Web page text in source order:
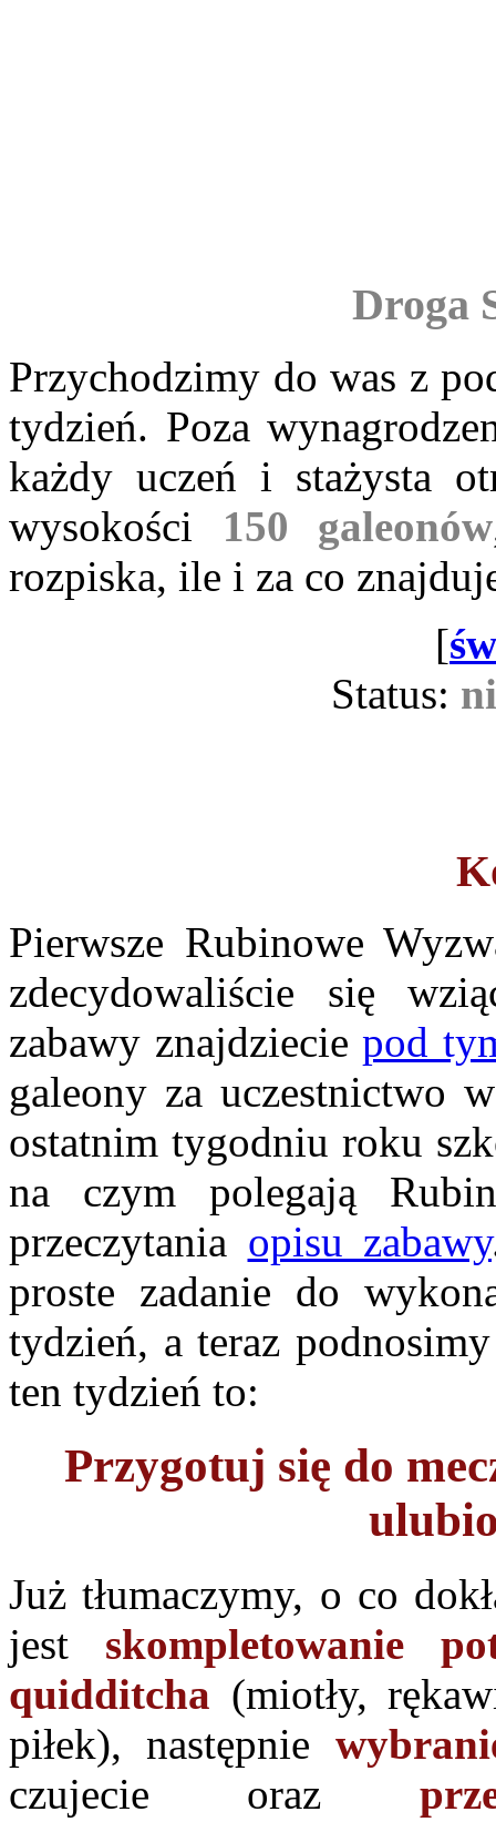
Droga
Przychodzimy do was z
tydzień. Poza
każdy uczeń i stażysta
wysokości 150 galeonów
rozpiska, ile i za co
[
Status:
Pierwsze Rubinowe
zdecydowaliście się
zabawy znajdziecie pod
galeony za uczestnictwo
ostatnim tygodniu roku
na czym polegają
przeczytania opisu zabawy
proste zadanie do
tydzień, a teraz
ten tydzień to:
Przygotuj się do
Już tłumaczymy, o co
jest skompletowanie
quidditcha (miotły,
piłek), następnie
czujecie oraz